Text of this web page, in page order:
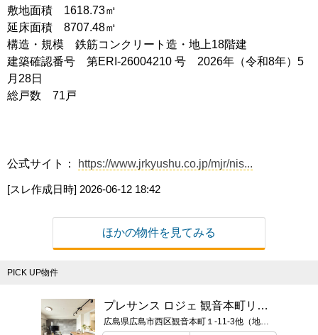
敷地面積 1618.73㎡
延床面積 8707.48㎡
構造・規模 鉄筋コンクリート造・地上18階建
建築確認番号 第ERI-26004210 号 2026年（令和8年）5
月28日
総戸数 71戸
公式サイト： https://www.jrkyushu.co.jp/mjr/nis...
[スレ作成日時] 2026-06-12 18:42
ほかの物件を見てみる
PICK UP物件
プレサンス ロジェ 観音本町リバービスタ
広島県広島市西区観音本町１-11-3他（地番）